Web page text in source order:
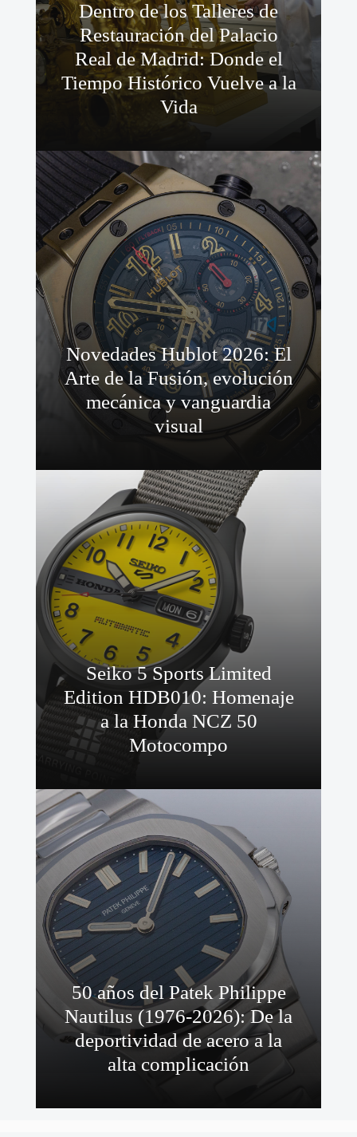
Dentro de los Talleres de
Restauración del Palacio
Real de Madrid: Donde el
Tiempo Histórico Vuelve a la
Vida
Novedades Hublot 2026: El
Arte de la Fusión, evolución
mecánica y vanguardia
visual
Seiko 5 Sports Limited
Edition HDB010: Homenaje
a la Honda NCZ 50
Motocompo
50 años del Patek Philippe
Nautilus (1976-2026): De la
deportividad de acero a la
alta complicación